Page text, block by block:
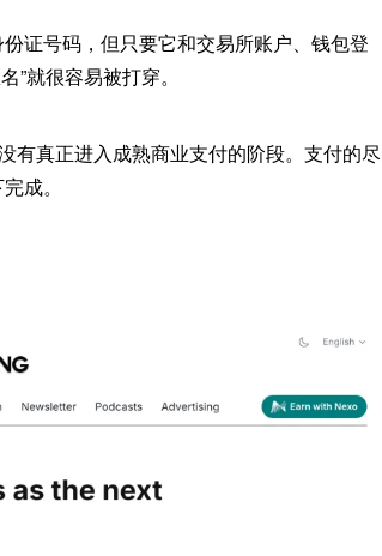
证号码，但只要它和交易所账户、钱包登
就很容易被打穿。
有真正进入成熟商业支付的阶段。支付的尽
成。